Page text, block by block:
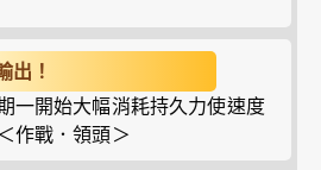
出！
一開始大幅消耗持久力使速度
作戰．領頭＞